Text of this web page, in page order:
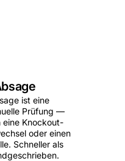
ist eine
Prüfung —
eine Knockout-
oder einen
Schneller als